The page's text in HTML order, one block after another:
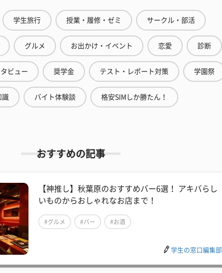
学生旅行 授業・履修・ゼミ サークル・部活
グルメ お出かけ・イベント 恋愛 診断
ビュー 奨学金 テスト・レポート対策 学園祭
識 バイト体験談 格安SIMしか勝たん！
おすすめの記事
【神推し】秋葉原のおすすめバー6選！ アキバらし
いものからおしゃれなお店まで！
#グルメ #バー #お酒
学生の窓口編集部